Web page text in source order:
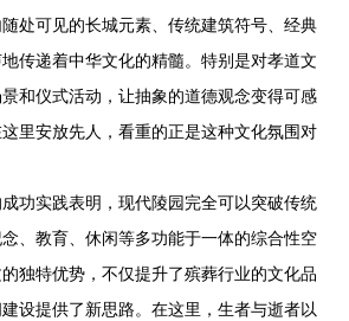
处可见的长城元素、传统建筑符号、经典
传递着中华文化的精髓。特别是对孝道文
和仪式活动，让抽象的道德观念变得可感
里安放先人，看重的正是这种文化氛围对
成功实践表明，现代陵园完全可以突破传统
、教育、休闲等多功能于一体的综合性空
独特优势，不仅提升了殡葬行业的文化品
设提供了新思路。在这里，生者与逝者以